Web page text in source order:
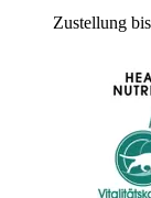
Zustellung